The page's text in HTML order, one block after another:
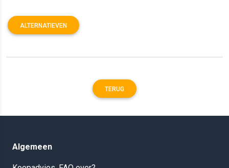
ALTERNATIEVEN
TERUG
Algemeen